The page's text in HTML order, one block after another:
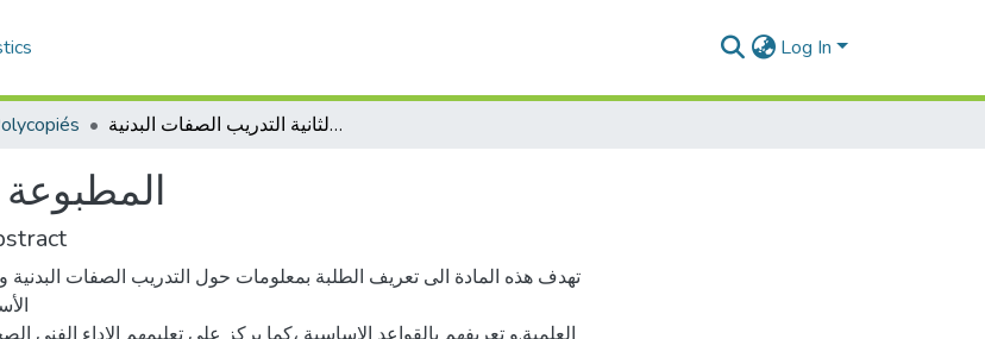
Log In
المطبوعة الثانية التدريب الصفات البدنية
المطبوعة
تهدف هذه المادة الى تعريف الطلبة بمعلومات حول التدريب الصفات البدنية